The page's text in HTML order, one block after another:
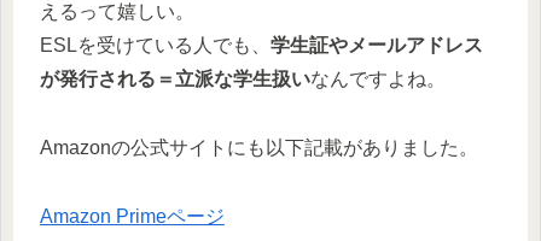
えるって嬉しい。
ESLを受けている人でも、 学生証やメールアドレス
が発行される＝立派な学生扱いなんですよね。
Amazonの公式サイトにも以下記載がありました。
Amazon Primeページ